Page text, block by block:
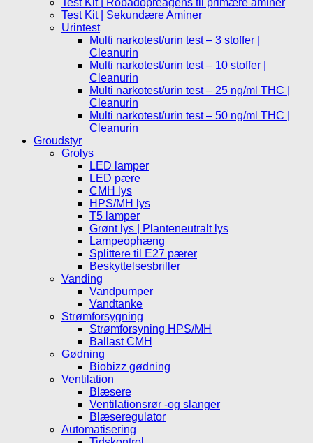
Test Kit | Robadopreagens til primære aminer
Test Kit | Sekundære Aminer
Urintest
Multi narkotest/urin test – 3 stoffer |
Cleanurin
Multi narkotest/urin test – 10 stoffer |
Cleanurin
Multi narkotest/urin test – 25 ng/ml THC |
Cleanurin
Multi narkotest/urin test – 50 ng/ml THC |
Cleanurin
Groudstyr
Grolys
LED lamper
LED pære
CMH lys
HPS/MH lys
T5 lamper
Grønt lys | Planteneutralt lys
Lampeophæng
Splittere til E27 pærer
Beskyttelsesbriller
Vanding
Vandpumper
Vandtanke
Strømforsygning
Strømforsyning HPS/MH
Ballast CMH
Gødning
Biobizz gødning
Ventilation
Blæsere
Ventilationsrør -og slanger
Blæseregulator
Automatisering